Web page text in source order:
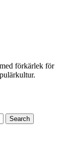
förkärlek för
Search